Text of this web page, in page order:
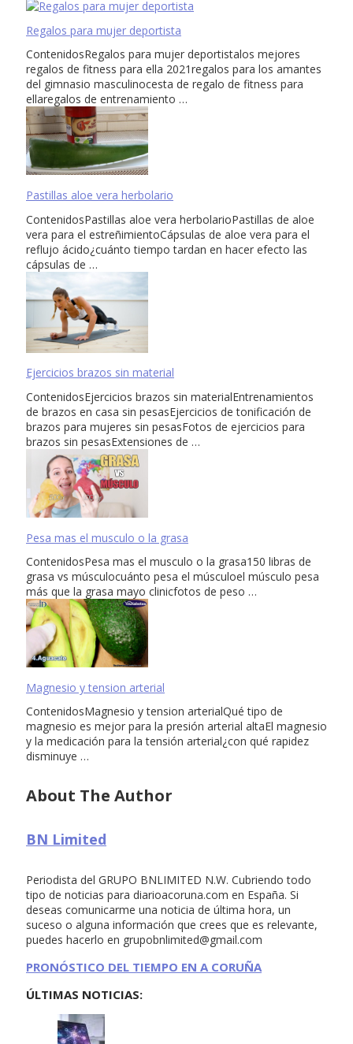
Regalos para mujer deportista
ContenidosRegalos para mujer deportistalos mejores
regalos de fitness para ella 2021regalos para los amantes
del gimnasio masculinocesta de regalo de fitness para
ellaregalos de entrenamiento …
Pastillas aloe vera herbolario
ContenidosPastillas aloe vera herbolarioPastillas de aloe
vera para el estreñimientoCápsulas de aloe vera para el
reflujo ácido¿cuánto tiempo tardan en hacer efecto las
cápsulas de …
Ejercicios brazos sin material
ContenidosEjercicios brazos sin materialEntrenamientos
de brazos en casa sin pesasEjercicios de tonificación de
brazos para mujeres sin pesasFotos de ejercicios para
brazos sin pesasExtensiones de …
Pesa mas el musculo o la grasa
ContenidosPesa mas el musculo o la grasa150 libras de
grasa vs músculocuánto pesa el músculoel músculo pesa
más que la grasa mayo clinicfotos de peso …
Magnesio y tension arterial
ContenidosMagnesio y tension arterialQué tipo de
magnesio es mejor para la presión arterial altaEl magnesio
y la medicación para la tensión arterial¿con qué rapidez
disminuye …
About The Author
BN Limited
Periodista del GRUPO BNLIMITED N.W. Cubriendo todo
tipo de noticias para diarioacoruna.com en España. Si
deseas comunicarme una noticia de última hora, un
suceso o alguna información que crees que es relevante,
puedes hacerlo en grupobnlimited@gmail.com
PRONÓSTICO DEL TIEMPO EN A CORUÑA
ÚLTIMAS NOTICIAS: